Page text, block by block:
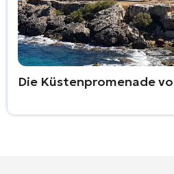
Die Küstenpromenade